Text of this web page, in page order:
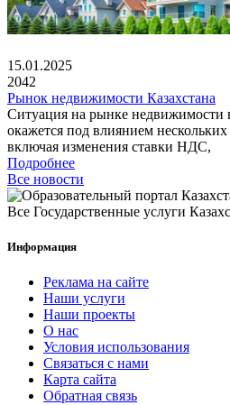
15.01.2025
2042
Рынок недвижимости Казахстана
Ситуация на рынке недвижимости
окажется под влиянием
включая изменения ставки НДС,
Подробнее
Все новости
Все Государственные услуги
Информация
Реклама на сайте
Наши услуги
Наши проекты
О нас
Условия использования
Связаться с нами
Карта сайта
Обратная связь